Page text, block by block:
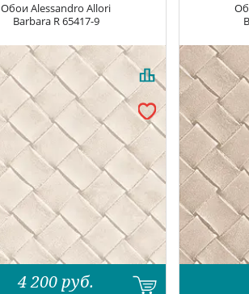
ОбоиAlessandro Allori
Barbara R 65417-9
4 200руб.